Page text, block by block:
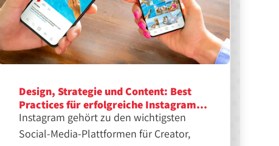
Design, Strategie und Content: Best
Practices für erfolgreiche Instagram-
Feeds
Instagram gehört zu den wichtigsten
Social-Media-Plattformen für Creator,